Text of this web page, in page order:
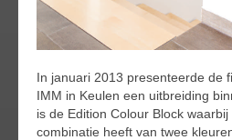
In januari 2013 presenteerde de
IMM in Keulen een uitbreiding
is de Edition Colour Block
combinatie heeft van twee